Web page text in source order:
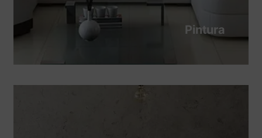
Pintura